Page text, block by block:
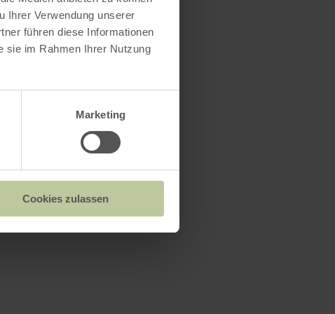
Ihrer Verwendung unserer
führen diese Informationen
sie im Rahmen Ihrer Nutzung
Marketing
Cookies zulassen